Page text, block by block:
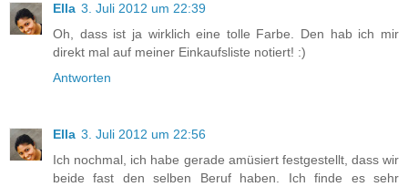
Ella 3. Juli 2012 um 22:39
Oh, dass ist ja wirklich eine tolle Farbe. Den hab ich mir
direkt mal auf meiner Einkaufsliste notiert! :)
Antworten
Ella 3. Juli 2012 um 22:56
Ich nochmal, ich habe gerade amüsiert festgestellt, dass wir
beide fast den selben Beruf haben. Ich finde es sehr